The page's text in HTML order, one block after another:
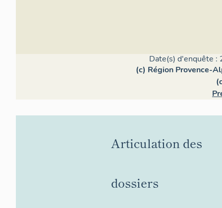
Date(s) d'enquête :
(c) Région Provence-
Articulation des
dossiers